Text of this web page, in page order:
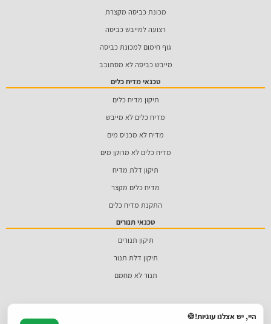
מכונת כביסה מקצרת
רצועה למייבש כביסה
גוף חימום למכונת כביסה
מייבש כביסה לא מסתובב
טכנאי מדיח כלים
תיקון מדיח כלים
מדיח כלים לא מייבש
מדיח לא מכניס מים
מדיח כלים לא מרוקן מים
תיקון דלת מדיח
מדיח כלים מקצר
התקנת מדיח כלים
טכנאי תנורים
תיקון תנורים
תיקון דלת תנור
תנור לא מחמם
היי, יש אצלנו עוגיות!🍪